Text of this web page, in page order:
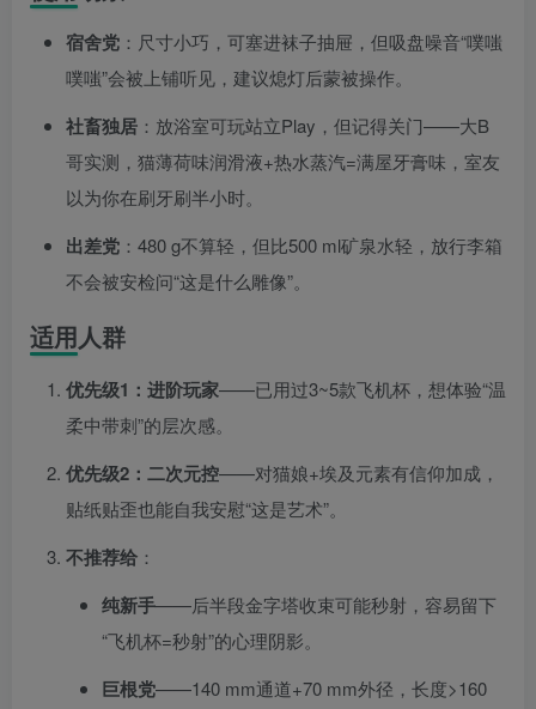
宿舍党 ：尺寸小巧，可塞进袜子抽屉，但吸盘噪音“噗嗤
噗嗤”会被上铺听见，建议熄灯后蒙被操作。
社畜独居 ：放浴室可玩站立Play，但记得关门——大B
哥实测，猫薄荷味润滑液+热水蒸汽=满屋牙膏味，室友
以为你在刷牙刷半小时。
出差党 ：480 g不算轻，但比500 ml矿泉水轻，放行李箱
不会被安检问“这是什么雕像”。
适用人群
优先级1：进阶玩家——已用过3~5款飞机杯，想体验“温
柔中带刺”的层次感。
优先级2：二次元控——对猫娘+埃及元素有信仰加成，
贴纸贴歪也能自我安慰“这是艺术”。
不推荐给 ：
纯新手——后半段金字塔收束可能秒射，容易留下
“飞机杯=秒射”的心理阴影。
巨根党——140 mm通道+70 mm外径，长度>160